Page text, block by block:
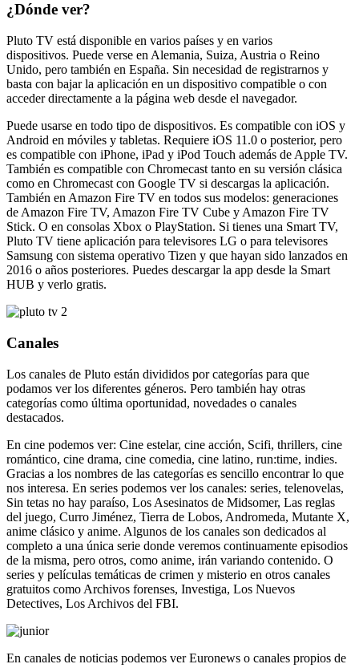
¿Dónde ver?
Pluto TV está disponible en varios países y en varios
dispositivos. Puede verse en Alemania, Suiza, Austria o Reino
Unido, pero también en España. Sin necesidad de registrarnos y
basta con bajar la aplicación en un dispositivo compatible o con
acceder directamente a la página web desde el navegador.
Puede usarse en todo tipo de dispositivos. Es compatible con iOS y
Android en móviles y tabletas. Requiere iOS 11.0 o posterior, pero
es compatible con iPhone, iPad y iPod Touch además de Apple TV.
También es compatible con Chromecast tanto en su versión clásica
como en Chromecast con Google TV si descargas la aplicación.
También en Amazon Fire TV en todos sus modelos: generaciones
de Amazon Fire TV, Amazon Fire TV Cube y Amazon Fire TV
Stick. O en consolas Xbox o PlayStation. Si tienes una Smart TV,
Pluto TV tiene aplicación para televisores LG o para televisores
Samsung con sistema operativo Tizen y que hayan sido lanzados en
2016 o años posteriores. Puedes descargar la app desde la Smart
HUB y verlo gratis.
Canales
Los canales de Pluto están divididos por categorías para que
podamos ver los diferentes géneros. Pero también hay otras
categorías como última oportunidad, novedades o canales
destacados.
En cine podemos ver: Cine estelar, cine acción, Scifi, thrillers, cine
romántico, cine drama, cine comedia, cine latino, run:time, indies.
Gracias a los nombres de las categorías es sencillo encontrar lo que
nos interesa. En series podemos ver los canales: series, telenovelas,
Sin tetas no hay paraíso, Los Asesinatos de Midsomer, Las reglas
del juego, Curro Jiménez, Tierra de Lobos, Andromeda, Mutante X,
anime clásico y anime. Algunos de los canales son dedicados al
completo a una única serie donde veremos continuamente episodios
de la misma, pero otros, como anime, irán variando contenido. O
series y películas temáticas de crimen y misterio en otros canales
gratuitos como Archivos forenses, Investiga, Los Nuevos
Detectives, Los Archivos del FBI.
En canales de noticias podemos ver Euronews o canales propios de